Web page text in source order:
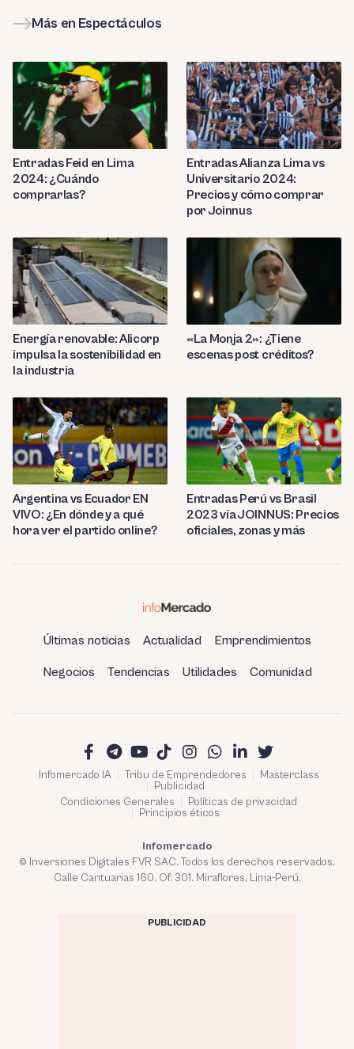
Más en Espectáculos
Entradas Feid en Lima
2024: ¿Cuándo
comprarlas?
Entradas Alianza Lima vs
Universitario 2024:
Precios y cómo comprar
por Joinnus
Energía renovable: Alicorp
impulsa la sostenibilidad en
la industria
«La Monja 2»: ¿Tiene
escenas post créditos?
Argentina vs Ecuador EN
VIVO: ¿En dónde y a qué
hora ver el partido online?
Entradas Perú vs Brasil
2023 vía JOINNUS: Precios
oficiales, zonas y más
Últimas noticias Actualidad Emprendimientos
Negocios Tendencias Utilidades Comunidad
Infomercado IA Tribu de Emprendedores
Masterclass
Publicidad
Condiciones Generales
Políticas de privacidad
Principios éticos
Infomercado
© Inversiones Digitales FVR SAC. Todos los derechos reservados.
Calle Cantuarias 160. Of. 301. Miraflores, Lima-Perú.
PUBLICIDAD